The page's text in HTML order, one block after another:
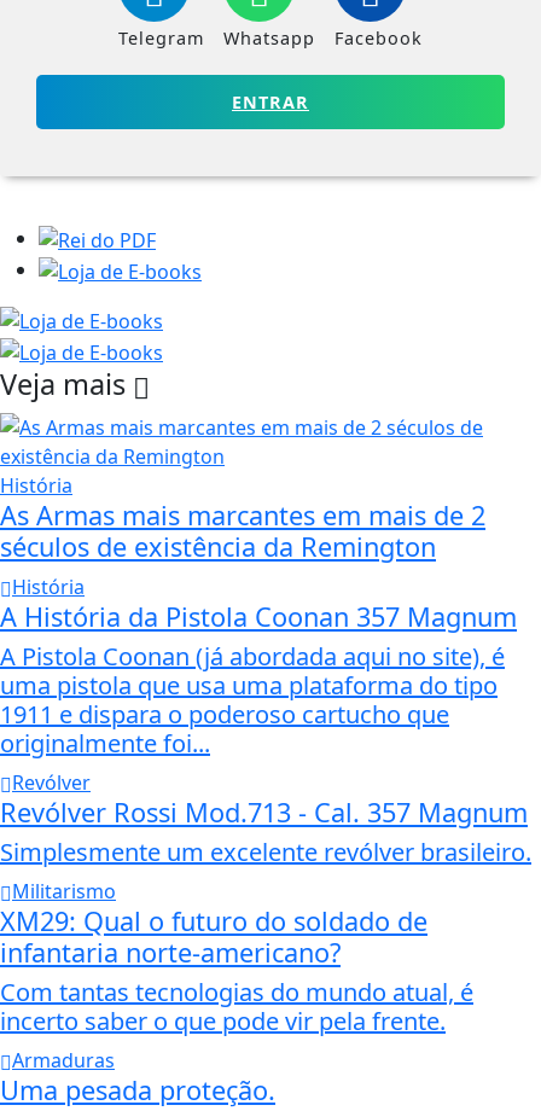
Telegram Whatsapp Facebook
ENTRAR
Veja mais
História
As Armas mais marcantes em mais de 2
séculos de existência da Remington
História
A História da Pistola Coonan 357 Magnum
A Pistola Coonan (já abordada aqui no site), é
uma pistola que usa uma plataforma do tipo
1911 e dispara o poderoso cartucho que
originalmente foi...
Revólver
Revólver Rossi Mod.713 - Cal. 357 Magnum
Simplesmente um excelente revólver brasileiro.
Militarismo
XM29: Qual o futuro do soldado de
infantaria norte-americano?
Com tantas tecnologias do mundo atual, é
incerto saber o que pode vir pela frente.
Armaduras
Uma pesada proteção.